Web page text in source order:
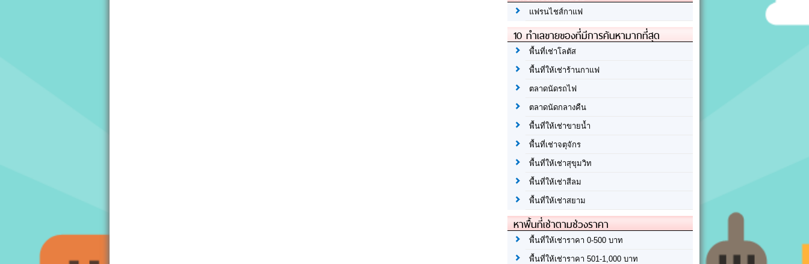
แฟรนไชส์กาแฟ
10 ทำเลขายของที่มีการค้นหามากที่สุด
พื้นที่เช่าโลตัส
พื้นที่ให้เช่าร้านกาแฟ
ตลาดนัดรถไฟ
ตลาดนัดกลางคืน
พื้นที่ให้เช่าขายน้ำ
พื้นที่เช่าจตุจักร
พื้นที่ให้เช่าสุขุมวิท
พื้นที่ให้เช่าสีลม
พื้นที่ให้เช่าสยาม
หาพื้นที่เช่าตามช่วงราคา
พื้นที่ให้เช่าราคา 0-500 บาท
พื้นที่ให้เช่าราคา 501-1,000 บาท